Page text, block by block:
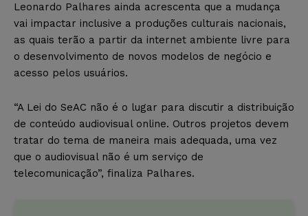
Leonardo Palhares ainda acrescenta que a mudança
vai impactar inclusive a produções culturais nacionais,
as quais terão a partir da internet ambiente livre para
o desenvolvimento de novos modelos de negócio e
acesso pelos usuários.
“A Lei do SeAC não é o lugar para discutir a distribuição
de conteúdo audiovisual online. Outros projetos devem
tratar do tema de maneira mais adequada, uma vez
que o audiovisual não é um serviço de
telecomunicação”, finaliza Palhares.